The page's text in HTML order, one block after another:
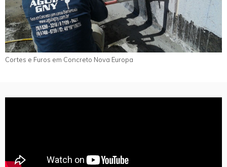
Cortes e Furos em Concreto Nova Europa